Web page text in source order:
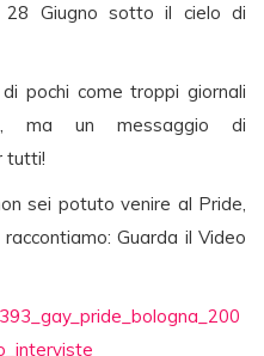
28 Giugno sotto il cielo di
pochi come troppi giornali
ma un messaggio di
tutti!
sei potuto venire al Pride,
Guarda il Video